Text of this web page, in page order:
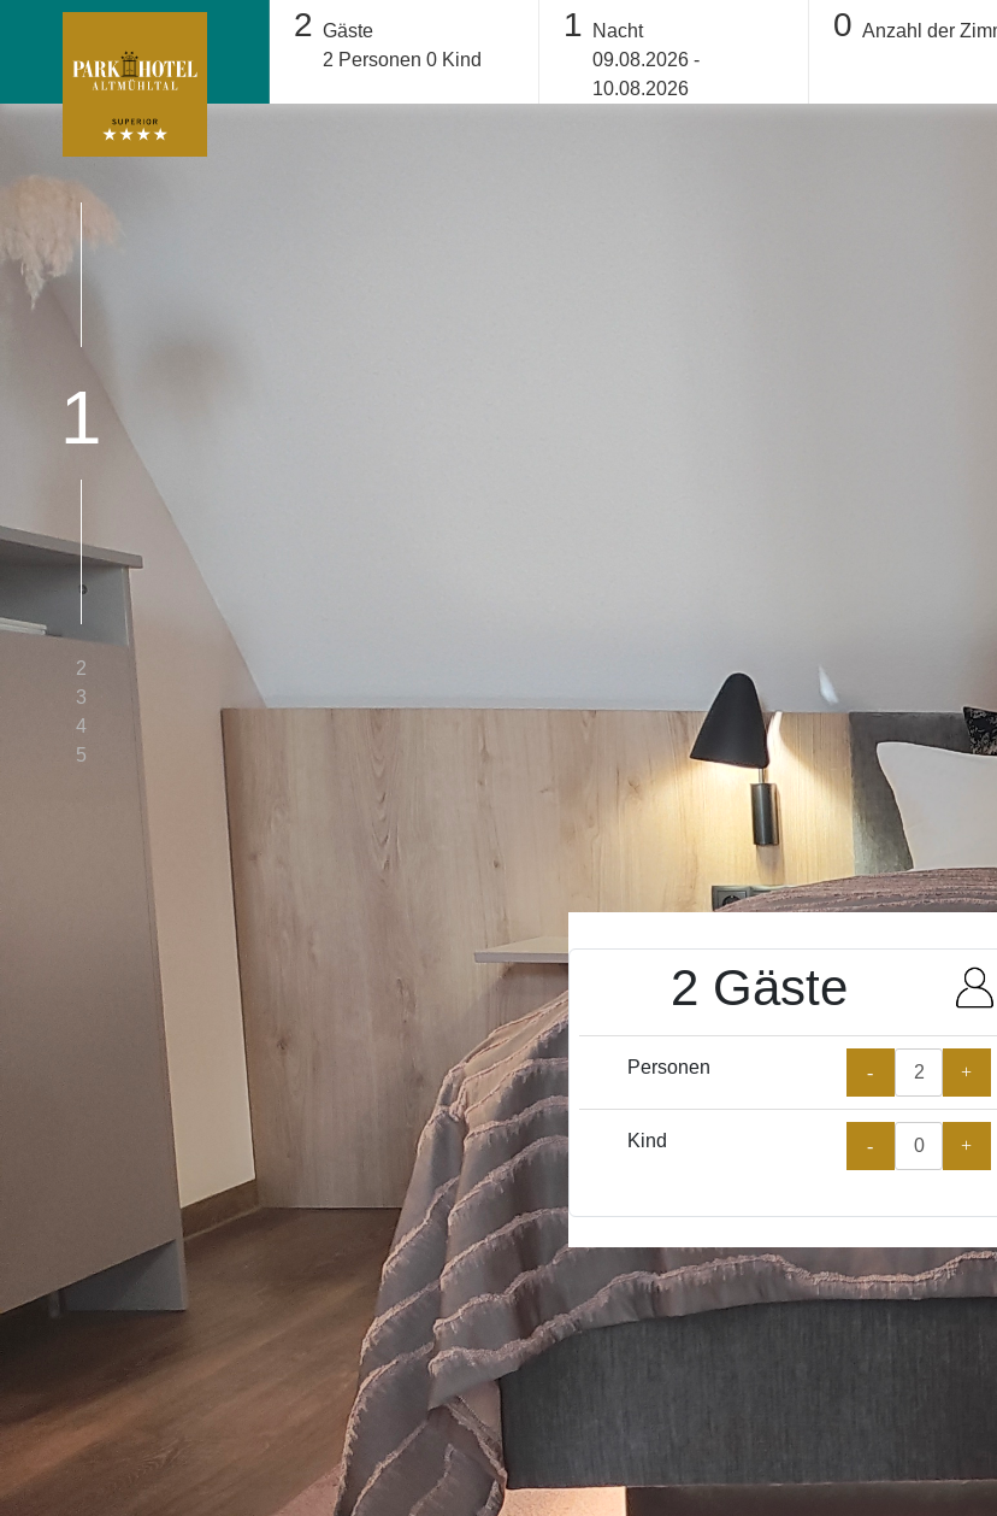
2 Gäste
2 Personen 0 Kind
1
Nacht
09.08.2026 -
10.08.2026
0 Anzahl der
2 Gäste
Personen - +
Kind - +
1
2
3
4
5